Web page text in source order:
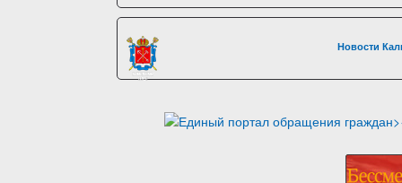
Новости